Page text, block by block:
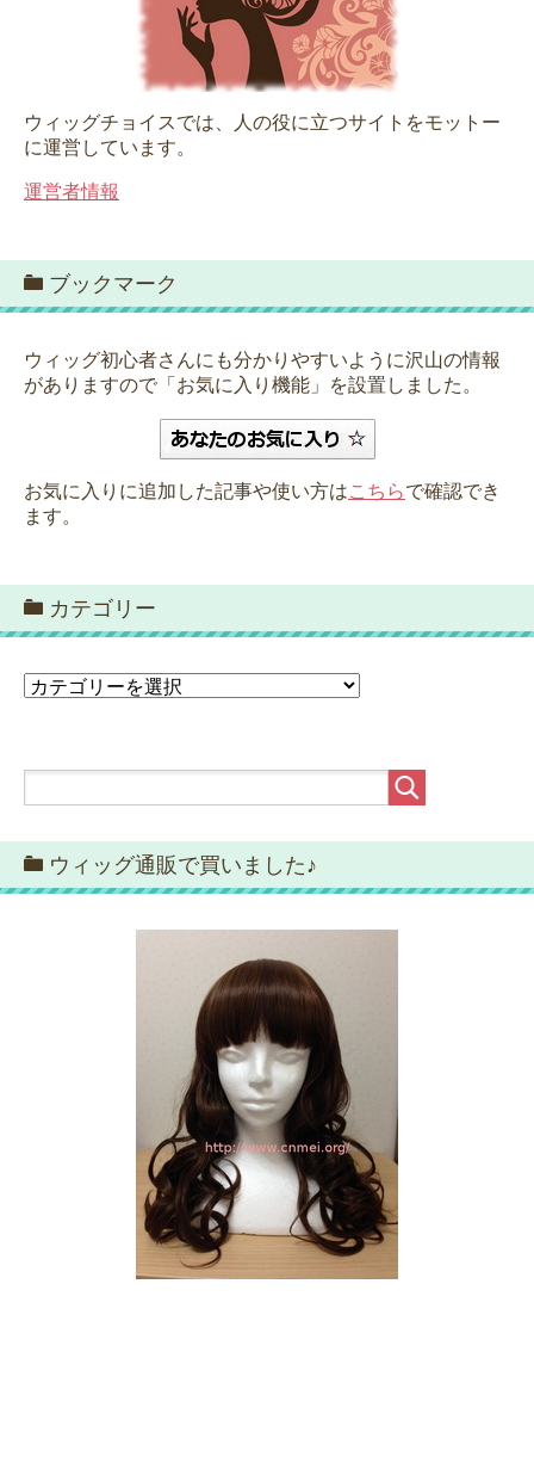
ウィッグチョイスでは、人の役に立つサイトをモットー
に運営しています。
運営者情報
ブックマーク
ウィッグ初心者さんにも分かりやすいように沢山の情報
がありますので「お気に入り機能」を設置しました。
お気に入りに追加した記事や使い方はこちらで確認でき
ます。
カテゴリー
カ
ウィッグ通販で買いました♪